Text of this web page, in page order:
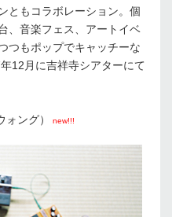
ともコラボレーション。個
、音楽フェス、アートイベ
つもポップでキャッチーな
12月に吉祥寺シアターにて
ング）
new!!!